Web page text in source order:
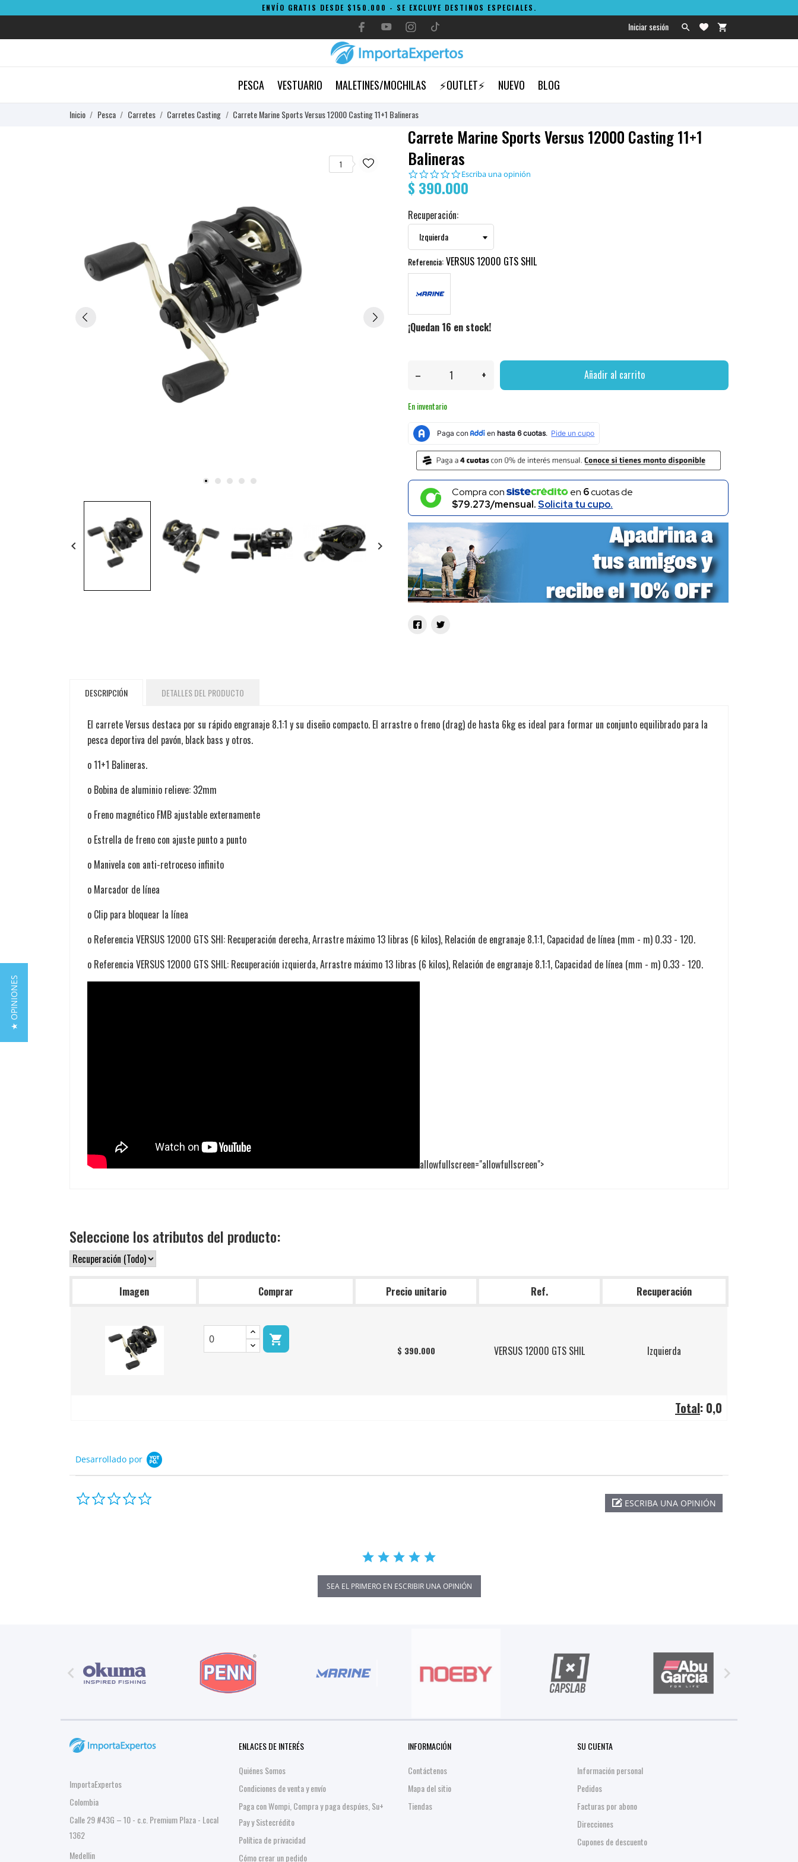
ENVÍO GRATIS DESDE $150.000 - SE EXCLUYE DESTINOS ESPECIALES.
Iniciar sesión  shopping_cart
PESCA VESTUARIO MALETINES/MOCHILAS ⚡OUTLET⚡ NUEVO BLOG
Inicio Pesca Carretes Carretes Casting Carrete Marine Sports Versus 12000 Casting 11+1 Balineras
keyboard_arrow_left keyboard_arrow_right
1
Carrete Marine Sports Versus 12000 Casting 11+1
Balineras
0.0
star
rating
Escriba una opinión
$ 390.000
Recuperación:
Referencia:VERSUS 12000 GTS SHIL
¡Quedan 16 en stock!
– + Añadir al carrito
En inventario
Compra con en 6cuotas de
$79.273/mensual.Solicita tu cupo.
DESCRIPCIÓN DETALLES DEL PRODUCTO
El carrete Versus destaca por su rápido engranaje 8.1:1 y su diseño compacto. El arrastre o freno (drag) de hasta 6kg es ideal para formar un conjunto equilibrado para la
pesca deportiva del pavón, black bass y otros.
o 11+1 Balineras.
o Bobina de aluminio relieve: 32mm
o Freno magnético FMB ajustable externamente
o Estrella de freno con ajuste punto a punto
o Manivela con anti-retroceso infinito
o Marcador de línea
o Clip para bloquear la línea
o Referencia VERSUS 12000 GTS SHI: Recuperación derecha, Arrastre máximo 13 libras (6 kilos), Relación de engranaje 8.1:1, Capacidad de línea (mm - m) 0.33 - 120.
o Referencia VERSUS 12000 GTS SHIL: Recuperación izquierda, Arrastre máximo 13 libras (6 kilos), Relación de engranaje 8.1:1, Capacidad de línea (mm - m) 0.33 - 120.
allowfullscreen="allowfullscreen">
Seleccione los atributos del producto:
Imagen Comprar Precio unitario Ref. Recuperación

$ 390.000 VERSUS 12000 GTS SHIL Izquierda
Total: 0,0
Desarrollado por
ESCRIBA UNA OPINIÓN
SEA EL PRIMERO EN ESCRIBIR UNA OPINIÓN
 
ImportaExpertos
Colombia
Calle 29 #43G – 10 - c.c. Premium Plaza - Local
1362
Medellin
ENLACES DE INTERÉS
Quiénes Somos
Condiciones de venta y envío
Paga con Wompi, Compra y paga despúes, Su+
Pay y Sistecrédito
Política de privacidad
Cómo crear un pedido
INFORMACIÓN
Contáctenos
Mapa del sitio
Tiendas
SU CUENTA
Información personal
Pedidos
Facturas por abono
Direcciones
Cupones de descuento
★ OPINIONES